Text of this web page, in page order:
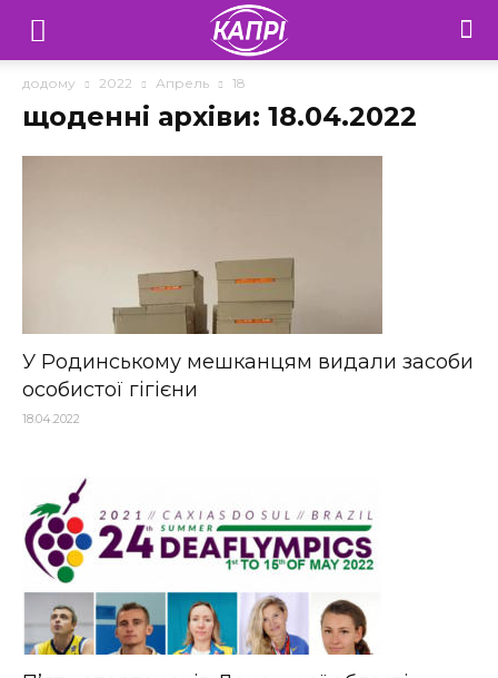
Телебачення
«Капрі»
додому 2022 Апрель 18
щоденні архіви: 18.04.2022
У Родинському мешканцям видали засоби
особистої гігієни
18.04.2022